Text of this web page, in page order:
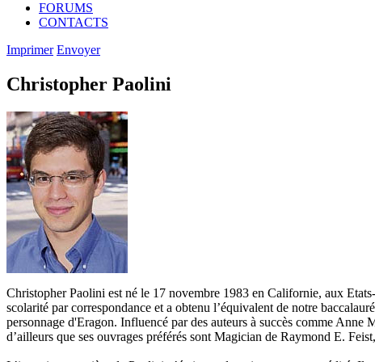
FORUMS
CONTACTS
Imprimer Envoyer
Christopher Paolini
Christopher Paolini est né le 17 novembre 1983 en Californie, aux
scolarité par correspondance et a obtenu l’équivalent de notre
personnage d'Eragon. Influencé par des auteurs à succès comme
d’ailleurs que ses ouvrages préférés sont Magician de Raymond E.